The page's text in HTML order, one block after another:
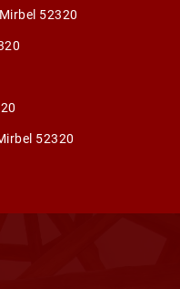
52320
52320